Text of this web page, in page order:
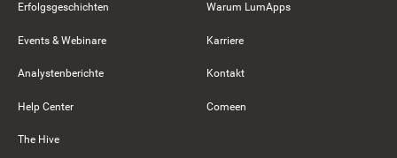
Erfolgsgeschichten
Events & Webinare
Analystenberichte
Help Center
The Hive
Warum LumApps
Karriere
Kontakt
Comeen